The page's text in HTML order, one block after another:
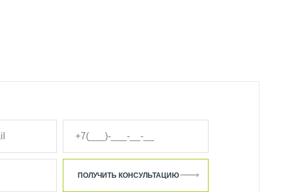
ПОЛУЧИТЬ КОНСУЛЬТАЦИЮ